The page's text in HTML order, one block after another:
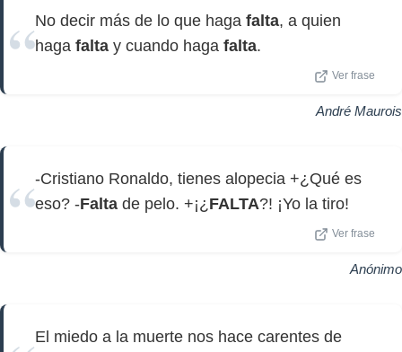
No decir más de lo que haga falta, a quien
haga falta y cuando haga falta.
Ver frase
André Maurois
-Cristiano Ronaldo, tienes alopecia +¿Qué es
eso? -Falta de pelo. +¡¿FALTA?! ¡Yo la tiro!
Ver frase
Anónimo
El miedo a la muerte nos hace carentes de